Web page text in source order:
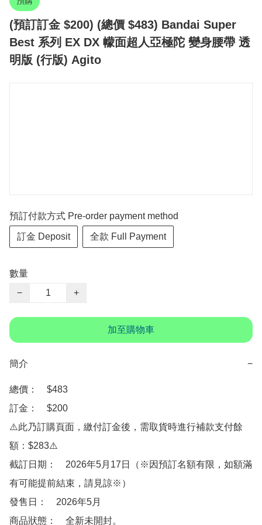
(預訂訂金 $200) (總價 $483) Bandai Super
Best 系列 EX DX 幪面超人亞極陀 變身腰帶 透
明版 (行版) Agito
預訂付款方式 Pre-order payment method
訂金 Deposit 全款 Full Payment
數量
−
+
加至購物車
簡介 −
總價：　$483
訂金：　$200
⚠️此乃訂購頁面，繳付訂金後，需取貨時進行補款支付餘
額：$283⚠️
截訂日期：　2026年5月17日（※因預訂名額有限，如額滿
有可能提前結束，請見諒※）
發售日：　2026年5月
商品狀態：　全新未開封。